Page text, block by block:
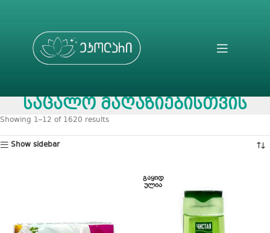
საცალო მაღაზიებისთვის
Showing 1–12 of 1620 results
Show sidebar
ᲒᲐᲧᲘᲓ
ᲣᲚᲘᲐ